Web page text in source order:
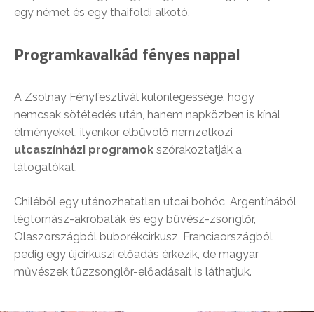
egy német és egy thaiföldi alkotó.
Programkavalkád fényes nappal
A Zsolnay Fényfesztivál különlegessége, hogy
nemcsak sötétedés után, hanem napközben is kínál
élményeket, ilyenkor elbűvölő nemzetközi
utcaszínházi programok szórakoztatják a
látogatókat.
Chiléből egy utánozhatatlan utcai bohóc, Argentínából
légtornász-akrobaták és egy bűvész-zsonglőr,
Olaszországból buborékcirkusz, Franciaországból
pedig egy újcirkuszi előadás érkezik, de magyar
művészek tűzzsonglőr-előadásait is láthatjuk.